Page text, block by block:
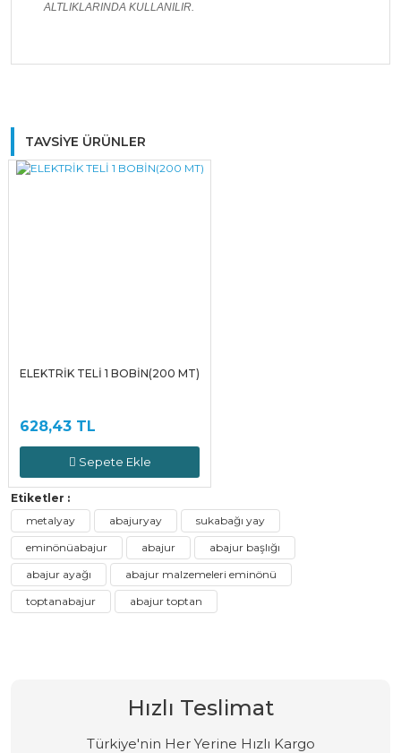
ALTLIKLARINDA KULLANILIR.
TAVSİYE ÜRÜNLER
ELEKTRİK TELİ 1 BOBİN(200 MT)
628,43 TL
Sepete Ekle
Etiketler :
metalyay
abajuryay
sukabağı yay
eminönüabajur
abajur
abajur başlığı
abajur ayağı
abajur malzemeleri eminönü
toptanabajur
abajur toptan
Hızlı Teslimat
Türkiye'nin Her Yerine Hızlı Kargo